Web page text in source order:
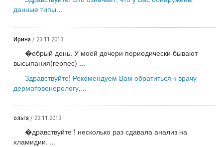
данные типы...
Ирина / 23.11.2013
�обрый день. У моей дочери периодически бывают
высыпания(герпес) ...
Здравствуйте! Рекомендуем Вам обратиться к врачу
дерматовенерологу,...
ольга / 23.11.2013
�дравствуйте ! несколько раз сдавала анализ на
хламидии. ...